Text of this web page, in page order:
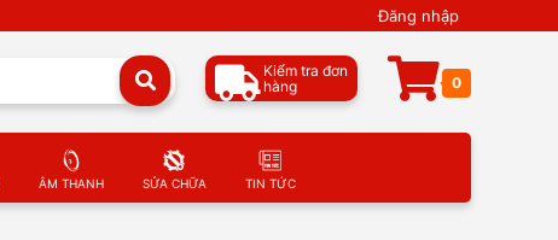
Đăng nhập
Kiểm tra đơn
hàng
0
ÂM THANH SỬA CHỮA TIN TỨC